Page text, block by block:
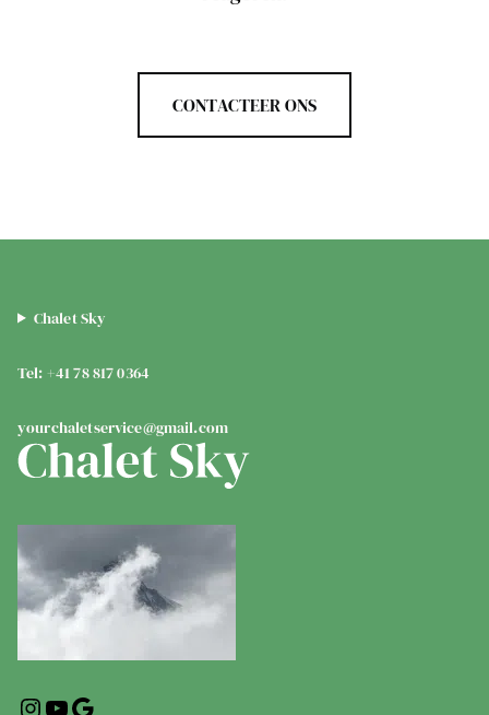
CONTACTEER ONS
Chalet Sky
Tel: +41 78 817 0364
yourchaletservice@gmail.com